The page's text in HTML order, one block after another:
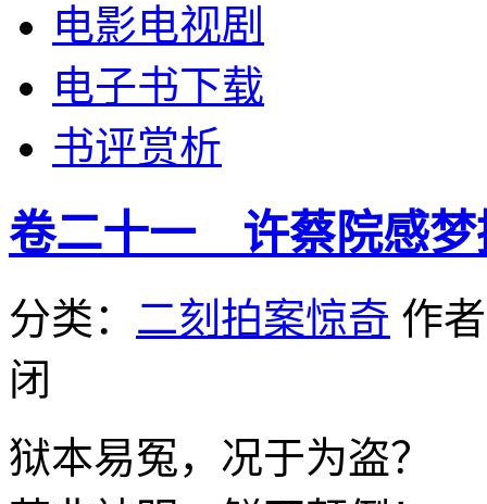
电影电视剧
电子书下载
书评赏析
卷二十一 许蔡院感
分类： 二刻拍案惊奇 作
闭
狱本易冤，况于为盗？